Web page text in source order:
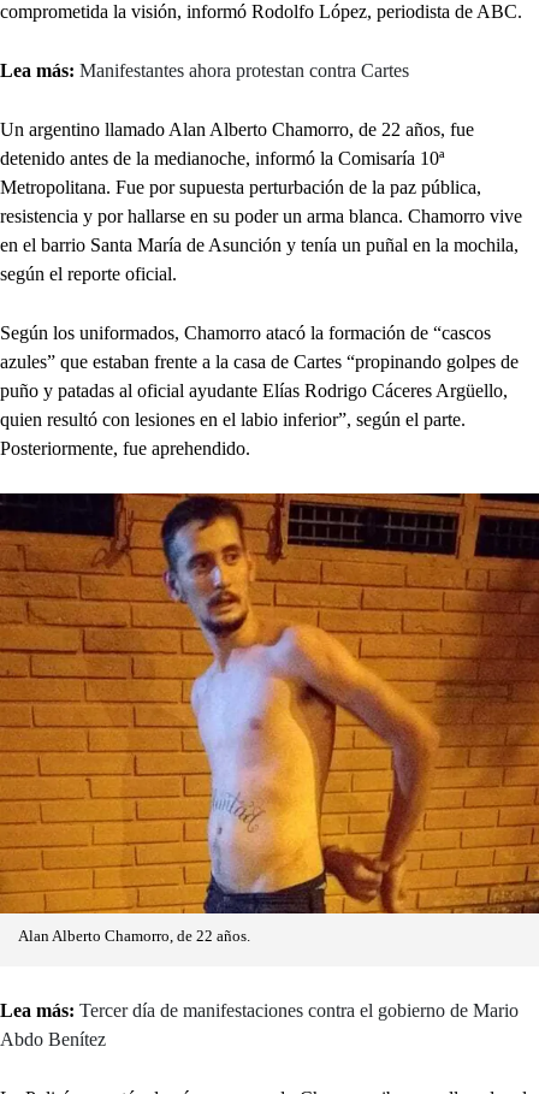
comprometida la visión, informó Rodolfo López, periodista de ABC.
Lea más: Manifestantes ahora protestan contra Cartes
Un argentino llamado Alan Alberto Chamorro, de 22 años, fue
detenido antes de la medianoche, informó la Comisaría 10ª
Metropolitana. Fue por supuesta perturbación de la paz pública,
resistencia y por hallarse en su poder un arma blanca. Chamorro vive
en el barrio Santa María de Asunción y tenía un puñal en la mochila,
según el reporte oficial.
Según los uniformados, Chamorro atacó la formación de “cascos
azules” que estaban frente a la casa de Cartes “propinando golpes de
puño y patadas al oficial ayudante Elías Rodrigo Cáceres Argüello,
quien resultó con lesiones en el labio inferior”, según el parte.
Posteriormente, fue aprehendido.
Alan Alberto Chamorro, de 22 años.
Lea más: Tercer día de manifestaciones contra el gobierno de Mario
Abdo Benítez